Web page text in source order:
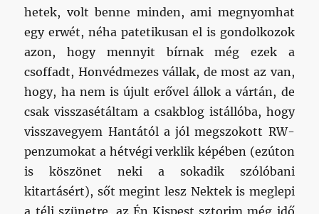
hetek, volt benne minden, ami megnyomhat
egy erwét, néha patetikusan el is gondolkozok
azon, hogy mennyit bírnak még ezek a
csoffadt, Honvédmezes vállak, de most az van,
hogy, ha nem is újult erővel állok a vártán, de
csak visszasétáltam a csakblog istállóba, hogy
visszavegyem Hantától a jól megszokott RW-
penzumokat a hétvégi verklik képében (ezúton
is köszönet neki a sokadik szólóbani
kitartásért), sőt megint lesz Nektek is meglepi
a téli szünetre, az Én Kispest sztorim még idő